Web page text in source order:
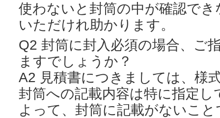
使わないと封筒の中が確認で
いただけれ助かります。
Q2 封筒に封入必須の場合、ご
ますでしょうか？
A2 見積書につきましては、様
封筒への記載内容は特に指定し
よって、封筒に記載がないこ